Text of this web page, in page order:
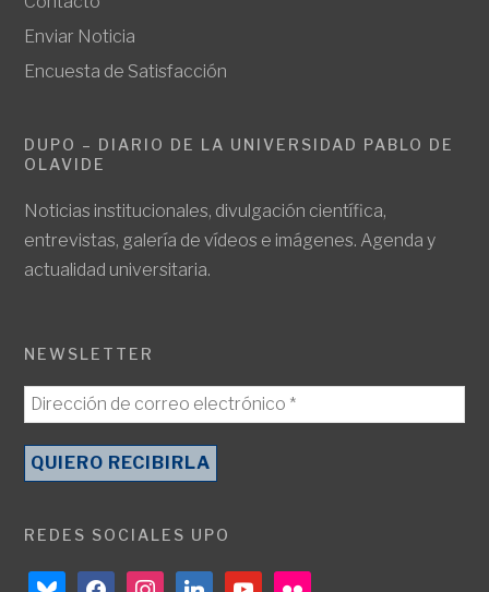
Enviar Noticia
Encuesta de Satisfacción
DUPO – DIARIO DE LA UNIVERSIDAD PABLO DE
OLAVIDE
Noticias institucionales, divulgación científica,
entrevistas, galería de vídeos e imágenes. Agenda y
actualidad universitaria.
NEWSLETTER
REDES SOCIALES UPO
blueskyfacebookinstagramlinkedinyoutubeflickr